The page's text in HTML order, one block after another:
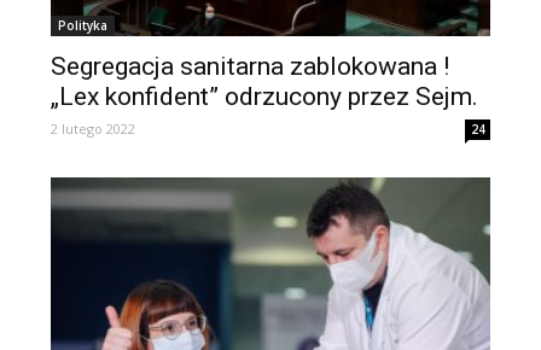
Polityka
Segregacja sanitarna zablokowana !
„Lex konfident” odrzucony przez Sejm.
2 lutego 2022 24